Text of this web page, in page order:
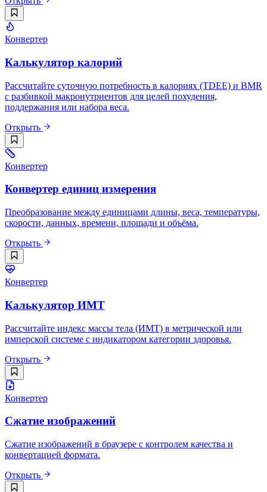
Конвертер
Калькулятор калорий
Рассчитайте суточную потребность в калориях (TDEE) и BMR
с разбивкой макронутриентов для целей похудения,
поддержания или набора веса.
Открыть
Конвертер
Конвертер единиц измерения
Преобразование между единицами длины, веса, температуры,
скорости, данных, времени, площади и объёма.
Открыть
Конвертер
Калькулятор ИМТ
Рассчитайте индекс массы тела (ИМТ) в метрической или
имперской системе с индикатором категории здоровья.
Открыть
Конвертер
Сжатие изображений
Сжатие изображений в браузере с контролем качества и
конвертацией формата.
Открыть